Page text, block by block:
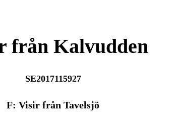
från Kalvudden
SE2017115927
F: Visir från Tavelsjö